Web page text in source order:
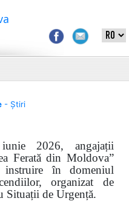
- Știri
2026, angajații
Ferată din Moldova”
în domeniul
organizat de
Situații de Urgență.